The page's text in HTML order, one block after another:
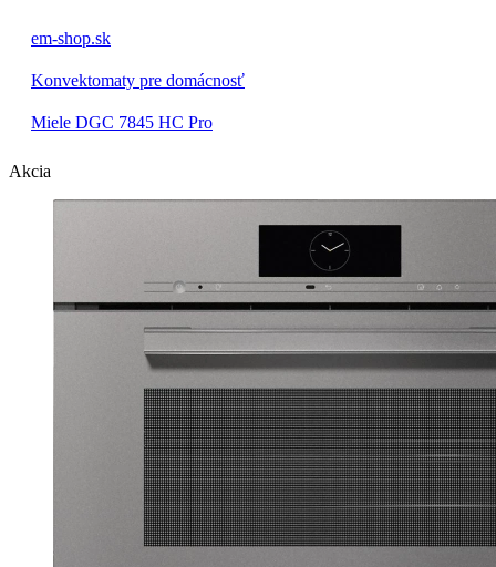
em-shop.sk
Konvektomaty pre domácnosť
Miele DGC 7845 HC Pro
Akcia